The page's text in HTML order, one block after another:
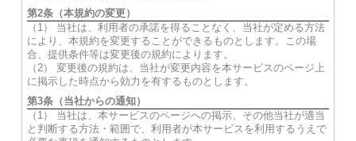
第2条（本規約の変更）
（1） 当社は、利用者の承諾を得ることなく、当社が定める方法
により、本規約を変更することができるものとします。この場
合、提供条件等は変更後の規約によります。
（2） 変更後の規約は、当社が変更内容を本サービスのページ上
に掲示した時点から効力を有するものとします。
第3条（当社からの通知）
（1） 当社は、本サービスのページへの掲示、その他当社が適当
と判断する方法・範囲で、利用者が本サービスを利用するうえで